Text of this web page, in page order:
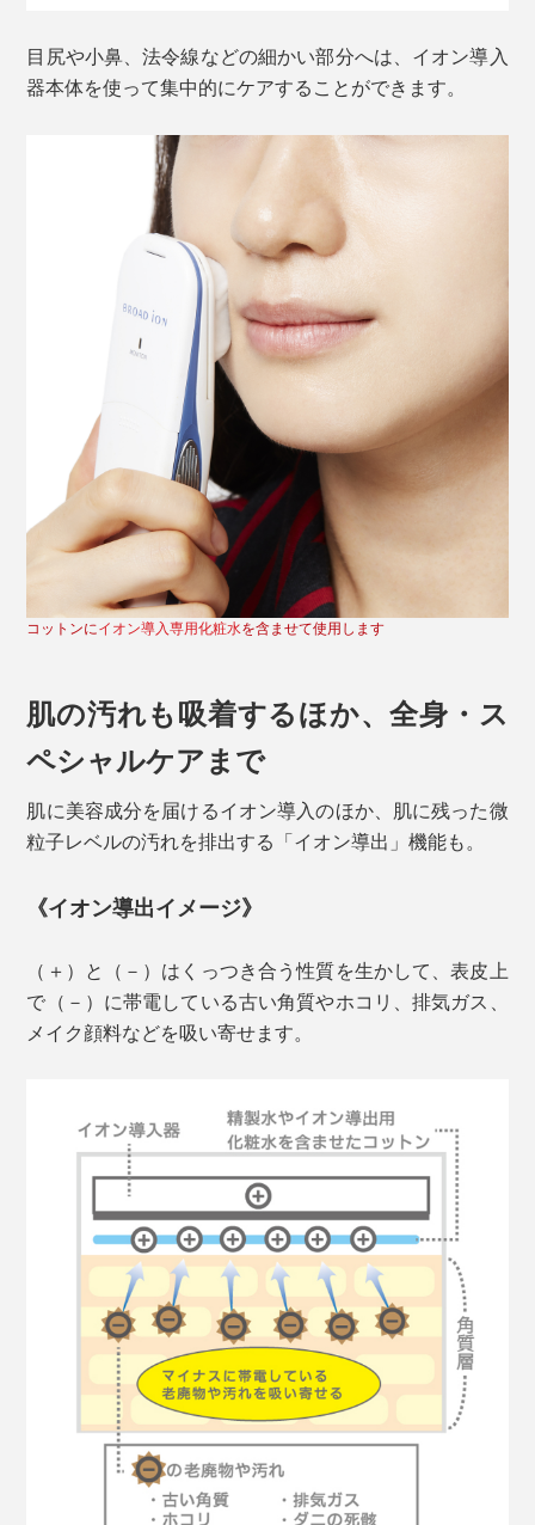
目尻や小鼻、法令線などの細かい部分へは、イオン導入
器本体を使って集中的にケアすることができます。
コットンにイオン導入専用化粧水を含ませて使用します
肌の汚れも吸着するほか、全身・ス
ペシャルケアまで
肌に美容成分を届けるイオン導入のほか、肌に残った微
粒子レベルの汚れを排出する「イオン導出」機能も。
《イオン導出イメージ》
（＋）と（－）はくっつき合う性質を生かして、表皮上
で（－）に帯電している古い角質やホコリ、排気ガス、
メイク顔料などを吸い寄せます。